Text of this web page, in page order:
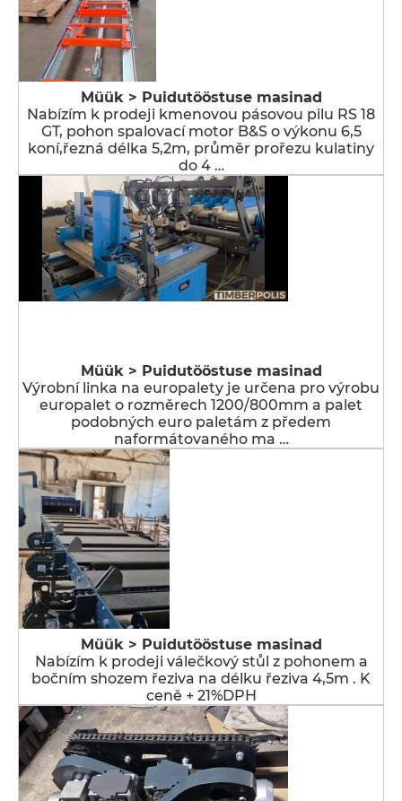
Müük > Puidutööstuse masinad
Nabízím k prodeji kmenovou pásovou pilu RS 18
GT, pohon spalovací motor B&S o výkonu 6,5
koní,řezná délka 5,2m, průměr prořezu kulatiny
do 4 …
Müük > Puidutööstuse masinad
Výrobní linka na europalety je určena pro výrobu
europalet o rozměrech 1200/800mm a palet
podobných euro paletám z předem
naformátovaného ma …
Müük > Puidutööstuse masinad
Nabízím k prodeji válečkový stůl z pohonem a
bočním shozem řeziva na délku řeziva 4,5m . K
ceně + 21%DPH